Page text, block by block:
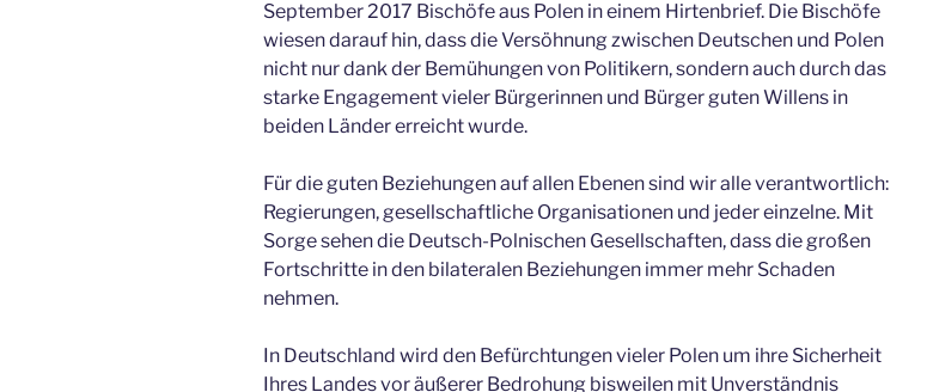
September 2017 Bischöfe aus Polen in einem Hirtenbrief. Die Bischöfe
wiesen darauf hin, dass die Versöhnung zwischen Deutschen und Polen
nicht nur dank der Bemühungen von Politikern, sondern auch durch das
starke Engagement vieler Bürgerinnen und Bürger guten Willens in
beiden Länder erreicht wurde.
Für die guten Beziehungen auf allen Ebenen sind wir alle verantwortlich:
Regierungen, gesellschaftliche Organisationen und jeder einzelne. Mit
Sorge sehen die Deutsch-Polnischen Gesellschaften, dass die großen
Fortschritte in den bilateralen Beziehungen immer mehr Schaden
nehmen.
In Deutschland wird den Befürchtungen vieler Polen um ihre Sicherheit
Ihres Landes vor äußerer Bedrohung bisweilen mit Unverständnis